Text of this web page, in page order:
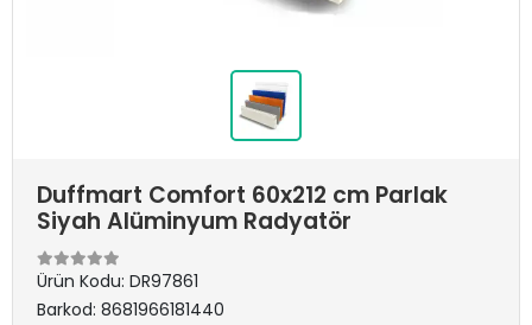
Duffmart Comfort 60x212 cm Parlak
Siyah Alüminyum Radyatör
Ürün Kodu: DR97861
Barkod: 8681966181440